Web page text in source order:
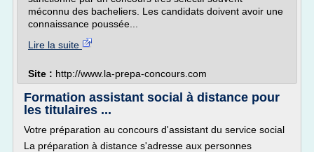
méconnu des bacheliers. Les candidats doivent avoir une
connaissance poussée...
Lire la suite
Site : http://www.la-prepa-concours.com
Formation assistant social à distance pour
les titulaires ...
Votre préparation au concours d'assistant du service social
La préparation à distance s'adresse aux personnes